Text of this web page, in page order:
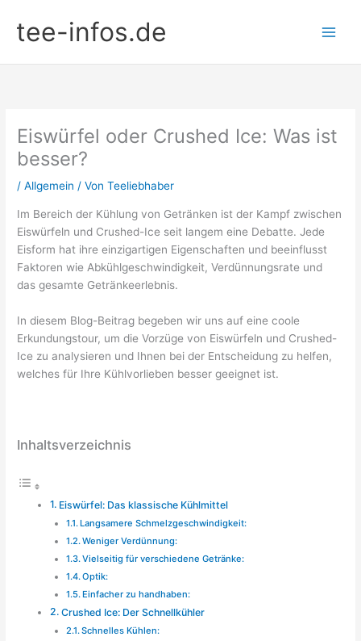
Inhalt
springen
tee-infos.de
Eiswürfel oder Crushed Ice: Was ist
besser?
/Allgemein / VonTeeliebhaber
Im Bereich der Kühlung von Getränken ist der Kampf zwischen
Eiswürfeln und Crushed-Ice seit langem eine Debatte. Jede
Eisform hat ihre einzigartigen Eigenschaften und beeinflusst
Faktoren wie Abkühlgeschwindigkeit, Verdünnungsrate und
das gesamte Getränkeerlebnis.
In diesem Blog-Beitrag begeben wir uns auf eine coole
Erkundungstour, um die Vorzüge von Eiswürfeln und Crushed-
Ice zu analysieren und Ihnen bei der Entscheidung zu helfen,
welches für Ihre Kühlvorlieben besser geeignet ist.
Inhaltsverzeichnis
Eiswürfel: Das klassische Kühlmittel
Langsamere Schmelzgeschwindigkeit:
Weniger Verdünnung:
Vielseitig für verschiedene Getränke:
Optik:
Einfacher zu handhaben:
Crushed Ice: Der Schnellkühler
Schnelles Kühlen: